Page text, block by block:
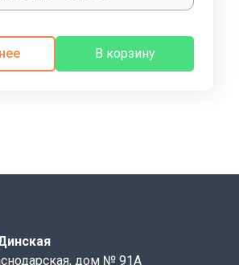
В корзину
дом № 91А